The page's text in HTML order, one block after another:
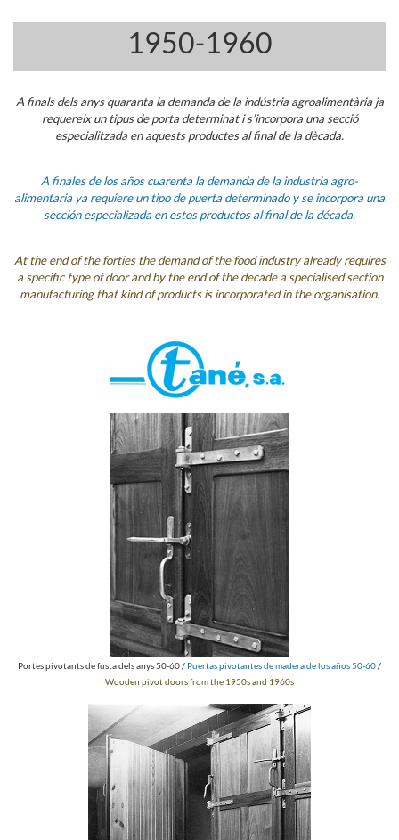
1950-1960
A finals dels anys quaranta la demanda de la indústria agroalimentària ja
requereix un tipus de porta determinat i s’incorpora una secció
especialitzada en aquests productes al final de la dècada.
A finales de los años cuarenta la demanda de la industria agro-
alimentaria ya requiere un tipo de puerta determinado y se incorpora una
sección especializada en estos productos al final de la década.
At the end of the forties the demand of the food industry already requires
a specific type of door and by the end of the decade a specialised section
manufacturing that kind of products is incorporated in the organisation.
Portes pivotants de fusta dels anys 50-60/ Puertas pivotantes de madera de los años 50-60/
Wooden pivot doors from the 1950s and 1960s